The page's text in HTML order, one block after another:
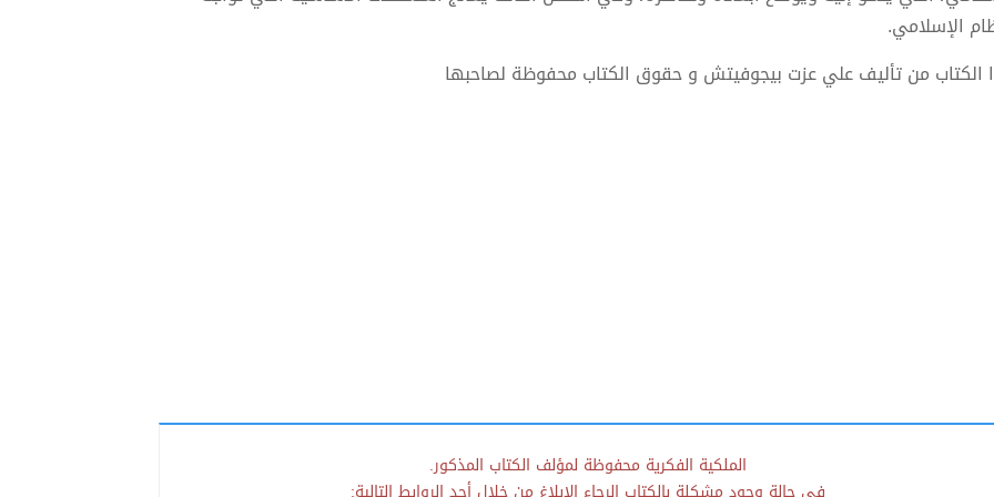
الإسلامي.
الكتاب من تأليف علي عزت بيجوفيتش و حقوق الكتاب محفوظة لصاحبها
الملكية الفكرية محفوظة لمؤلف الكتاب المذكور.